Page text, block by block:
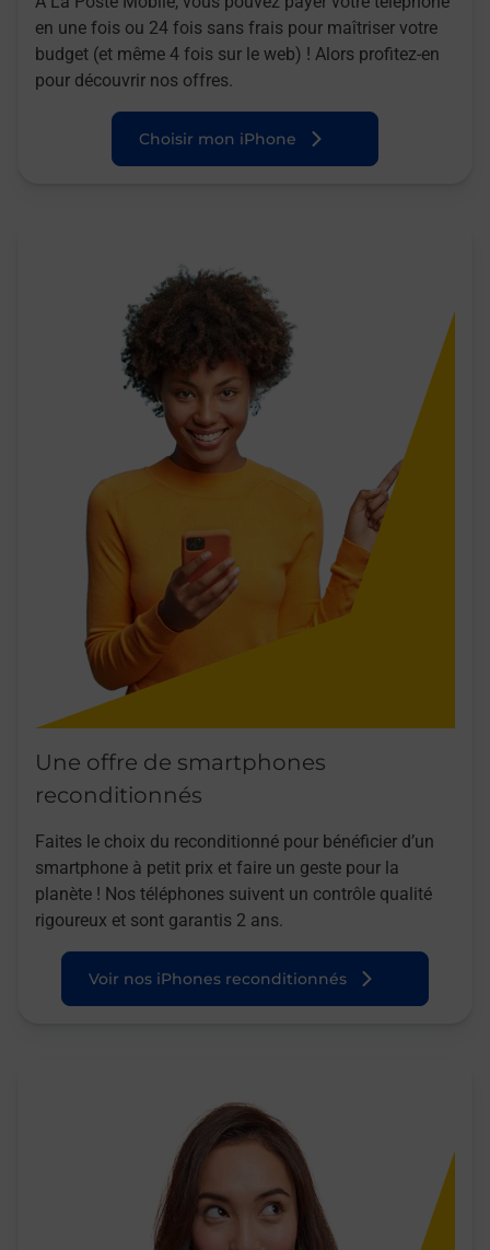
en une fois ou 24 fois sans frais pour maîtriser votre
budget (et même 4 fois sur le web) ! Alors profitez-en
pour découvrir nos offres.
Choisir mon iPhone
Une offre de smartphones
reconditionnés
Faites le choix du reconditionné pour bénéficier d’un
smartphone à petit prix et faire un geste pour la
planète ! Nos téléphones suivent un contrôle qualité
rigoureux et sont garantis 2 ans.
Voir nos iPhones reconditionnés